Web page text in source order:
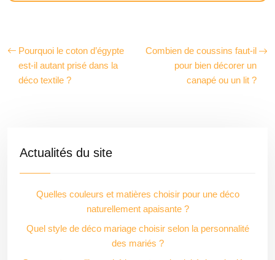
Pourquoi le coton d’égypte
est-il autant prisé dans la
déco textile ?
Combien de coussins faut-il
pour bien décorer un
canapé ou un lit ?
Actualités du site
Quelles couleurs et matières choisir pour une déco
naturellement apaisante ?
Quel style de déco mariage choisir selon la personnalité
des mariés ?